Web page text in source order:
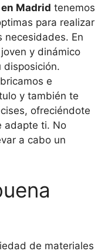
Madrid tenemos
para realizar
necesidades. En
y dinámico
disposición.
e
y también te
ofreciéndote
adapte ti. No
a cabo un
de materiales